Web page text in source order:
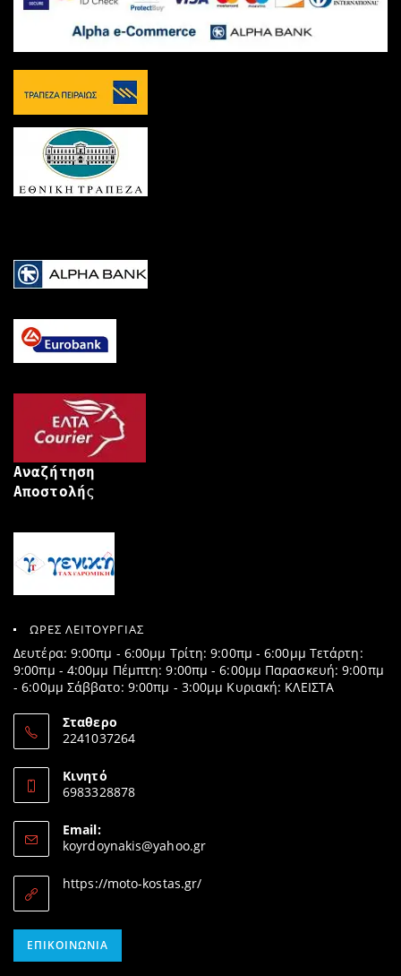
Αναζήτηση
Αποστολής
ΩΡΕΣ ΛΕΙΤΟΥΡΓΙΑΣ
Δευτέρα: 9:00πμ - 6:00μμ Τρίτη: 9:00πμ - 6:00μμ Τετάρτη:
9:00πμ - 4:00μμ Πέμπτη: 9:00πμ - 6:00μμ Παρασκευή: 9:00πμ
- 6:00μμ Σάββατο: 9:00πμ - 3:00μμ Κυριακή: ΚΛΕΙΣΤΑ
Σταθερο
2241037264
in
your
Κινητό
6983328878
in
your
application
Email:
koyrdoynakis@yahoo.grOpens
https://moto-kostas.gr/
ΕΠΙΚΟΙΝΩΝΊΑ